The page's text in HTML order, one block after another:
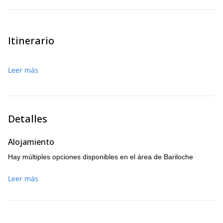
expedición de escalada multilargos en Bariloche.
Itinerario
Leer más
Detalles
Alojamiento
Hay múltiples opciones disponibles en el área de Bariloche
Leer más